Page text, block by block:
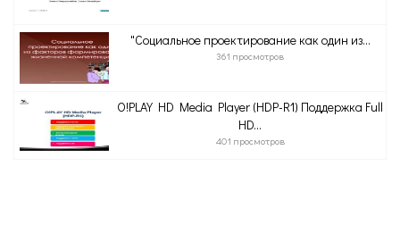
"Социальное проектирование как один из...
361 просмотров
O!PLAY HD Media Player (HDP-R1) Поддержка Full
HD...
401 просмотров